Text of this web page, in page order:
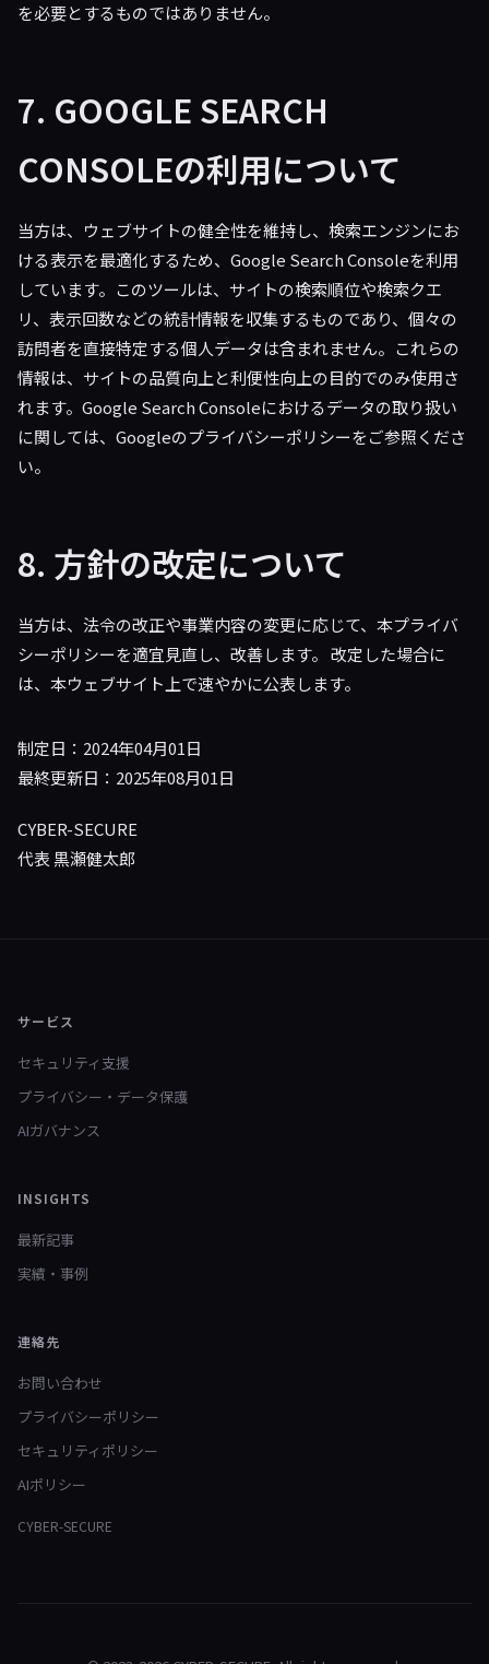
を必要とするものではありません。
7. GOOGLE SEARCH
CONSOLEの利用について
当方は、ウェブサイトの健全性を維持し、検索エンジンにお
ける表示を最適化するため、Google Search Consoleを利用
しています。このツールは、サイトの検索順位や検索クエ
リ、表示回数などの統計情報を収集するものであり、個々の
訪問者を直接特定する個人データは含まれません。これらの
情報は、サイトの品質向上と利便性向上の目的でのみ使用さ
れます。Google Search Consoleにおけるデータの取り扱い
に関しては、Googleのプライバシーポリシーをご参照くださ
い。
8. 方針の改定について
当方は、法令の改正や事業内容の変更に応じて、本プライバ
シーポリシーを適宜見直し、改善します。 改定した場合に
は、本ウェブサイト上で速やかに公表します。
制定日：2024年04月01日
最終更新日：2025年08月01日
CYBER-SECURE
代表 黒瀬健太郎
サービス
セキュリティ支援
プライバシー・データ保護
AIガバナンス
INSIGHTS
最新記事
実績・事例
連絡先
お問い合わせ
プライバシーポリシー
セキュリティポリシー
AIポリシー
CYBER-SECURE